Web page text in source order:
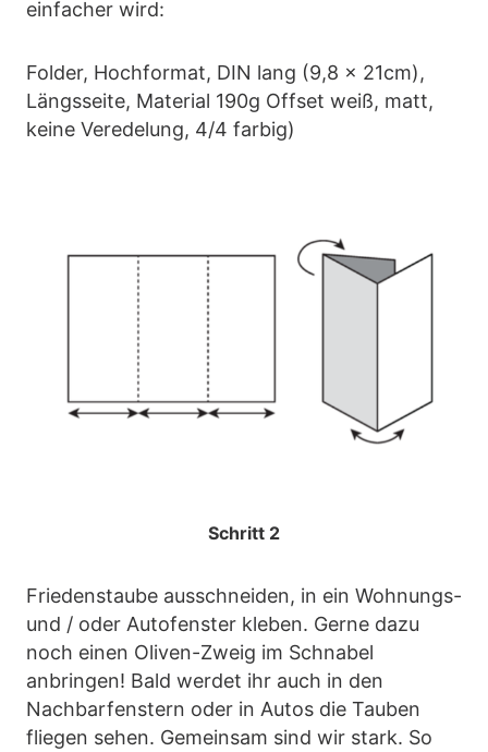
einfacher wird:
Folder, Hochformat, DIN lang (9,8 x 21cm),
Längsseite, Material 190g Offset weiß, matt,
keine Veredelung, 4/4 farbig)
Schritt 2
Friedenstaube ausschneiden, in ein Wohnungs-
und / oder Autofenster kleben. Gerne dazu
noch einen Oliven-Zweig im Schnabel
anbringen! Bald werdet ihr auch in den
Nachbarfenstern oder in Autos die Tauben
fliegen sehen. Gemeinsam sind wir stark. So